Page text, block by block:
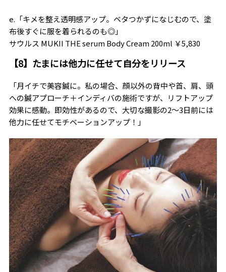
e.「キメを整え透明感アップ。ベタつかずになじむので、塗
布後すぐに服を着られるのも◎」
サウルス MUKII THE serum Body Cream 200ml ￥5,830
【8】たまには他力に任せて自分をリリース
「月イチで美容鍼に。私の場合、顔以外の背中や首、肩、頭
への鍼アプローチ＋インディバの施術ですが、リフトアップ
効果に感動。即効性があるので、大切な撮影の2～3日前には
他力に任せてモチベーションアップ！」